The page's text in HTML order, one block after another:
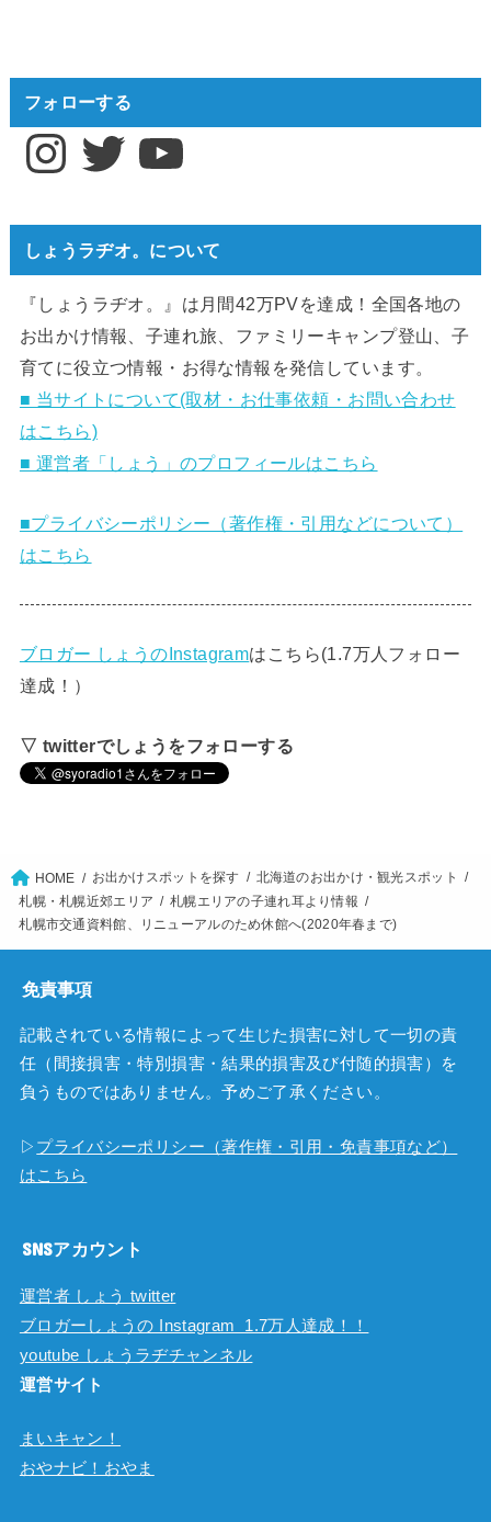
フォローする
InstagramTwitter YouTube
しょうラヂオ。について
『しょうラヂオ。』は月間42万PVを達成！全国各地の
お出かけ情報、子連れ旅、ファミリーキャンプ登山、子
育てに役立つ情報・お得な情報を発信しています。
■ 当サイトについて(取材・お仕事依頼・お問い合わせ
はこちら)
■ 運営者「しょう」のプロフィールはこちら
■プライバシーポリシー（著作権・引用などについて）
はこちら
ブロガー しょうのInstagramはこちら(1.7万人フォロー
達成！）
▽ twitterでしょうをフォローする
HOME お出かけスポットを探す
北海道のお出かけ・観光スポット
札幌・札幌近郊エリア
札幌エリアの子連れ耳より情報
札幌市交通資料館、リニューアルのため休館へ(2020年春まで)
免責事項
記載されている情報によって生じた損害に対して一切の責
任（間接損害・特別損害・結果的損害及び付随的損害）を
負うものではありません。予めご了承ください。
▷ プライバシーポリシー（著作権・引用・免責事項など）
はこちら
SNSアカウント
運営者 しょう twitter
ブロガーしょうの Instagram 1.7万人達成！！
youtube しょうラヂチャンネル
運営サイト
まいキャン！
おやナビ！おやま